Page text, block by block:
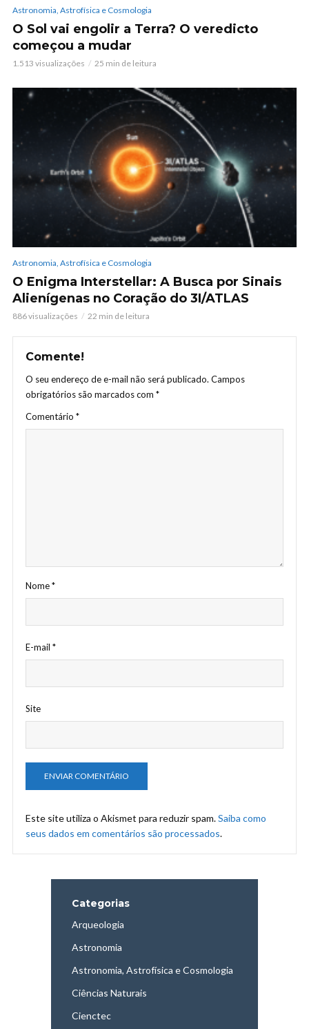
Astronomia, Astrofísica e Cosmologia
O Sol vai engolir a Terra? O veredicto
começou a mudar
1.513 visualizações 25 min de leitura
Astronomia, Astrofísica e Cosmologia
O Enigma Interstellar: A Busca por Sinais
Alienígenas no Coração do 3I/ATLAS
886 visualizações 22 min de leitura
Comente!
O seu endereço de e-mail não será publicado. Campos
obrigatórios são marcados com *
Comentário *
Nome*
E-mail *
Site
Este site utiliza o Akismet para reduzir spam.Saiba como
seus dados em comentários são processados.
Categorias
Arqueologia
Astronomia
Astronomia, Astrofísica e Cosmologia
Ciências Naturais
Cienctec